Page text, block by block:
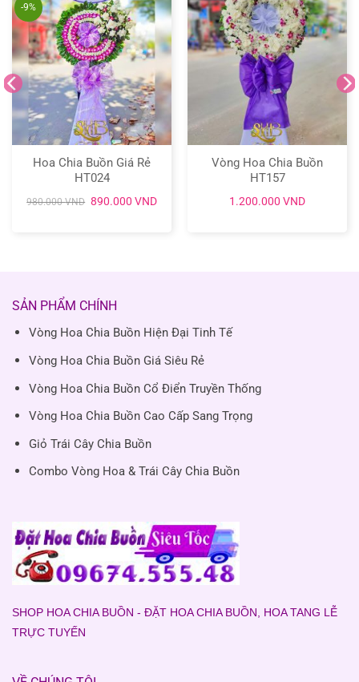
-9%
Hoa Chia Buồn Giá Rẻ
HT024
980.000VND Giá
890.000 VNDGiá
Vòng Hoa Chia Buồn
HT157
1.200.000 VND
SẢN PHẨM CHÍNH
Vòng Hoa Chia Buồn Hiện Đại Tinh Tế
Vòng Hoa Chia Buồn Giá Siêu Rẻ
Vòng Hoa Chia Buồn Cổ Điển Truyền Thống
Vòng Hoa Chia Buồn Cao Cấp Sang Trọng
Giỏ Trái Cây Chia Buồn
Combo Vòng Hoa & Trái Cây Chia Buồn
SHOP HOA CHIA BUỒN - ĐẶT HOA CHIA BUỒN, HOA TANG LỄ
TRỰC TUYẾN